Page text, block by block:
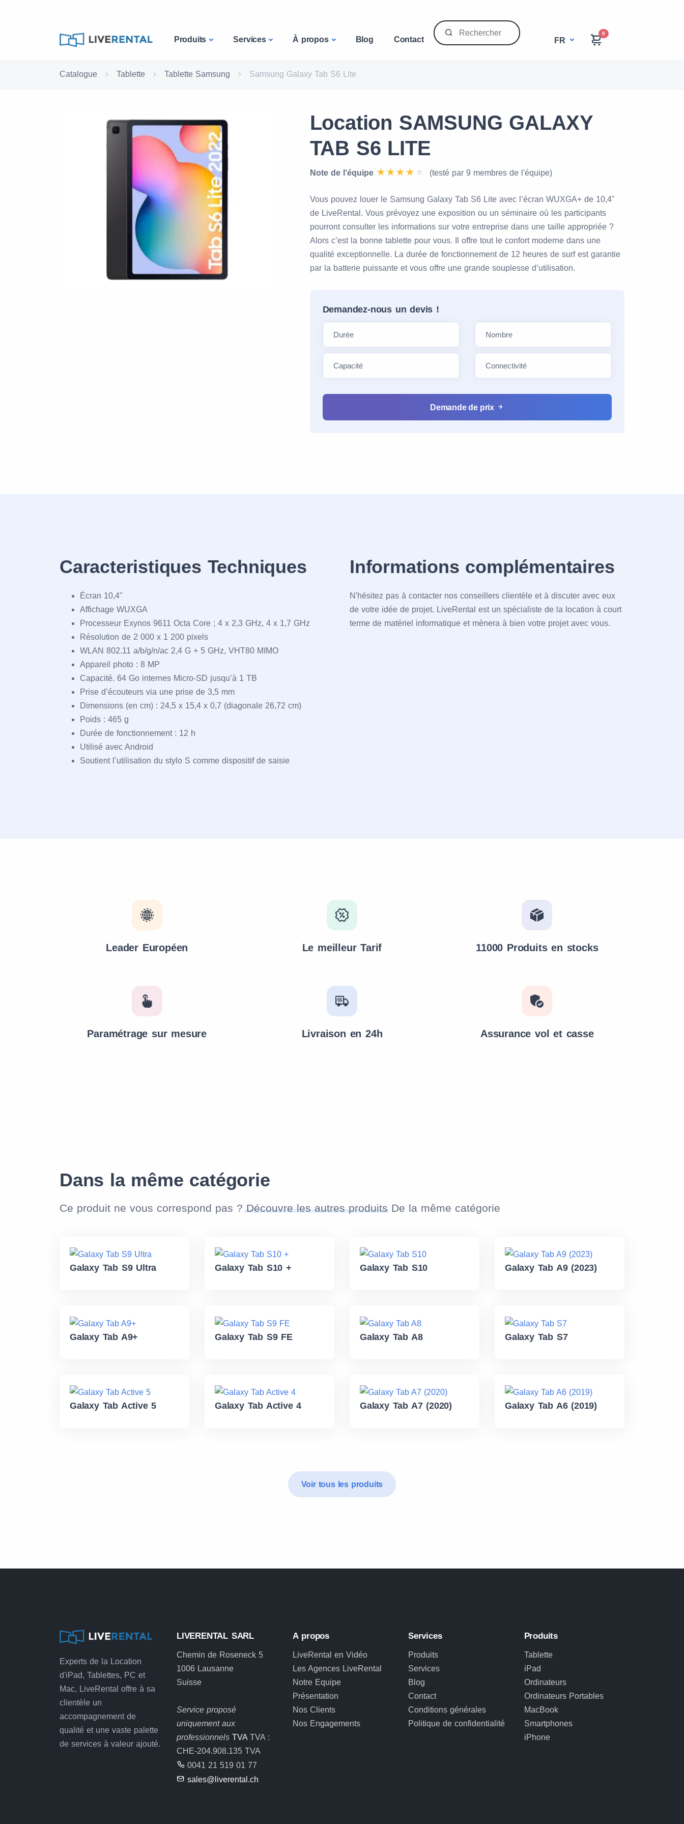
Produits Services À propos Blog Contact FR
0
Catalogue Tablette Tablette Samsung Samsung Galaxy Tab S6 Lite
Location SAMSUNG GALAXY
TAB S6 LITE
Note de l'équipe (testé par 9 membres de l'équipe)
Vous pouvez louer le Samsung Galaxy Tab S6 Lite avec l’écran WUXGA+ de 10,4"
de LiveRental. Vous prévoyez une exposition ou un séminaire où les participants
pourront consulter les informations sur votre entreprise dans une taille appropriée ?
Alors c’est la bonne tablette pour vous. Il offre tout le confort moderne dans une
qualité exceptionnelle. La durée de fonctionnement de 12 heures de surf est garantie
par la batterie puissante et vous offre une grande souplesse d’utilisation.
Demandez-nous un devis !
Demande de prix
Caracteristiques Techniques
Écran 10,4"
Affichage WUXGA
Processeur Exynos 9611 Octa Core ; 4 x 2,3 GHz, 4 x 1,7 GHz
Résolution de 2 000 x 1 200 pixels
WLAN 802.11 a/b/g/n/ac 2,4 G + 5 GHz, VHT80 MIMO
Appareil photo : 8 MP
Capacité. 64 Go internes Micro-SD jusqu’à 1 TB
Prise d’écouteurs via une prise de 3,5 mm
Dimensions (en cm) : 24,5 x 15,4 x 0,7 (diagonale 26,72 cm)
Poids : 465 g
Durée de fonctionnement : 12 h
Utilisé avec Android
Soutient l’utilisation du stylo S comme dispositif de saisie
Informations complémentaires
N'hésitez pas à contacter nos conseillers clientèle et à discuter avec eux
de votre idée de projet. LiveRental est un spécialiste de la location à court
terme de matériel informatique et mènera à bien votre projet avec vous.
Leader Européen Le meilleur Tarif 11000 Produits en stocks
Paramétrage sur mesure Livraison en 24h Assurance vol et casse
Dans la même catégorie
Ce produit ne vous correspond pas ?Découvre les autres produitsDe la même catégorie
Galaxy Tab S9 Ultra Galaxy Tab S10 + Galaxy Tab S10 Galaxy Tab A9 (2023)
Galaxy Tab A9+ Galaxy Tab S9 FE Galaxy Tab A8 Galaxy Tab S7
Galaxy Tab Active 5 Galaxy Tab Active 4 Galaxy Tab A7 (2020) Galaxy Tab A6 (2019)
Voir tous les produits
Experts de la Location
d'iPad, Tablettes, PC et
Mac, LiveRental offre à sa
clientèle un
accompagnement de
qualité et une vaste palette
de services à valeur ajouté.
LIVERENTAL SARL
Chemin de Roseneck 5
1006 Lausanne
Suisse
Service proposé
uniquement aux
professionnels TVA TVA :
CHE-204.908.135 TVA
0041 21 519 01 77
sales@liverental.ch
A propos
LiveRental en Vidéo
Les Agences LiveRental
Notre Equipe
Présentation
Nos Clients
Nos Engagements
Services
Produits
Services
Blog
Contact
Conditions générales
Politique de confidentialité
Produits
Tablette
iPad
Ordinateurs
Ordinateurs Portables
MacBook
Smartphones
iPhone